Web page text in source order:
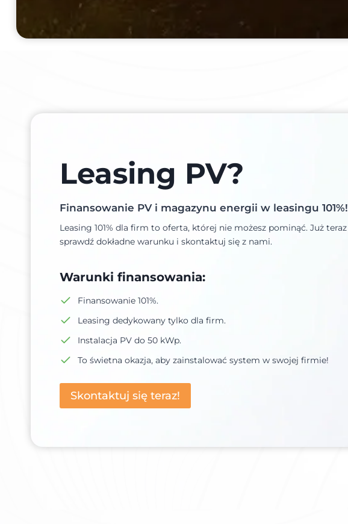
Leasing PV?
Finansowanie PV i magazynu energii w leasingu 101%!
Leasing 101% dla firm to oferta, której nie możesz pominąć. Już teraz
sprawdź dokładne warunku i skontaktuj się z nami.
Warunki finansowania:
Finansowanie 101%.
Leasing dedykowany tylko dla firm.
Instalacja PV do 50 kWp.
To świetna okazja, aby zainstalować system w swojej firmie!
Skontaktuj się teraz!